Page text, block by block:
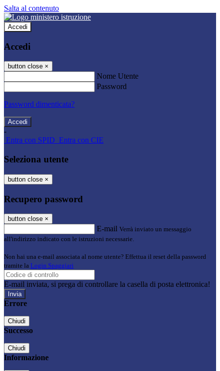
Salta al contenuto
Accedi
Accedi
button close ×
Nome Utente
Password
Password dimenticata?
-
Entra con SPID Entra con CIE
Seleziona utente
button close ×
Recupero password
button close ×
E-mail Verrà inviato un messaggio
all'indirizzo indicato con le istruzioni necessarie.
Non hai una e-mail associata al nome utente? Effettua il reset della password
tramite la Login Spaggiari
E-mail inviata, si prega di controllare la casella di posta elettronica!
Errore
Chiudi
Successo
Chiudi
Informazione